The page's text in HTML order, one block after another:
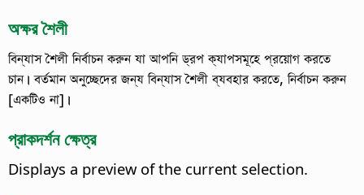
অক্ষর শৈলী
বিন্যাস শৈলী নির্বাচন করুন যা আপনি ড্রপ ক্যাপসমূহে প্রয়োগ করতে
চান। বর্তমান অনুচ্ছেদের জন্য বিন্যাস শৈলী ব্যবহার করতে, নির্বাচন করুন
[একটিও না]।
প্রাকদর্শন ক্ষেত্র
Displays a preview of the current selection.